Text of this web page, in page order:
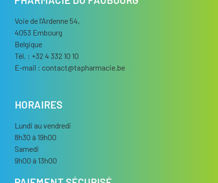
Voie de l’Ardenne 54,
4053 Embourg
Belgique
Tél. : +32 4 332 10 10
E-mail : contact@tapharmacie.be
HORAIRES
Lundi au vendredi
8h30 à 19h00
Samedi
9h00 à 13h00